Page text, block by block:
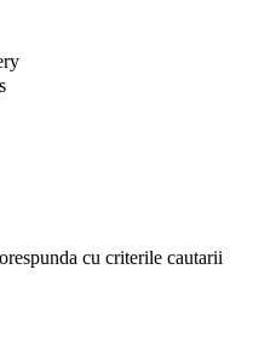
cu criterile cautarii